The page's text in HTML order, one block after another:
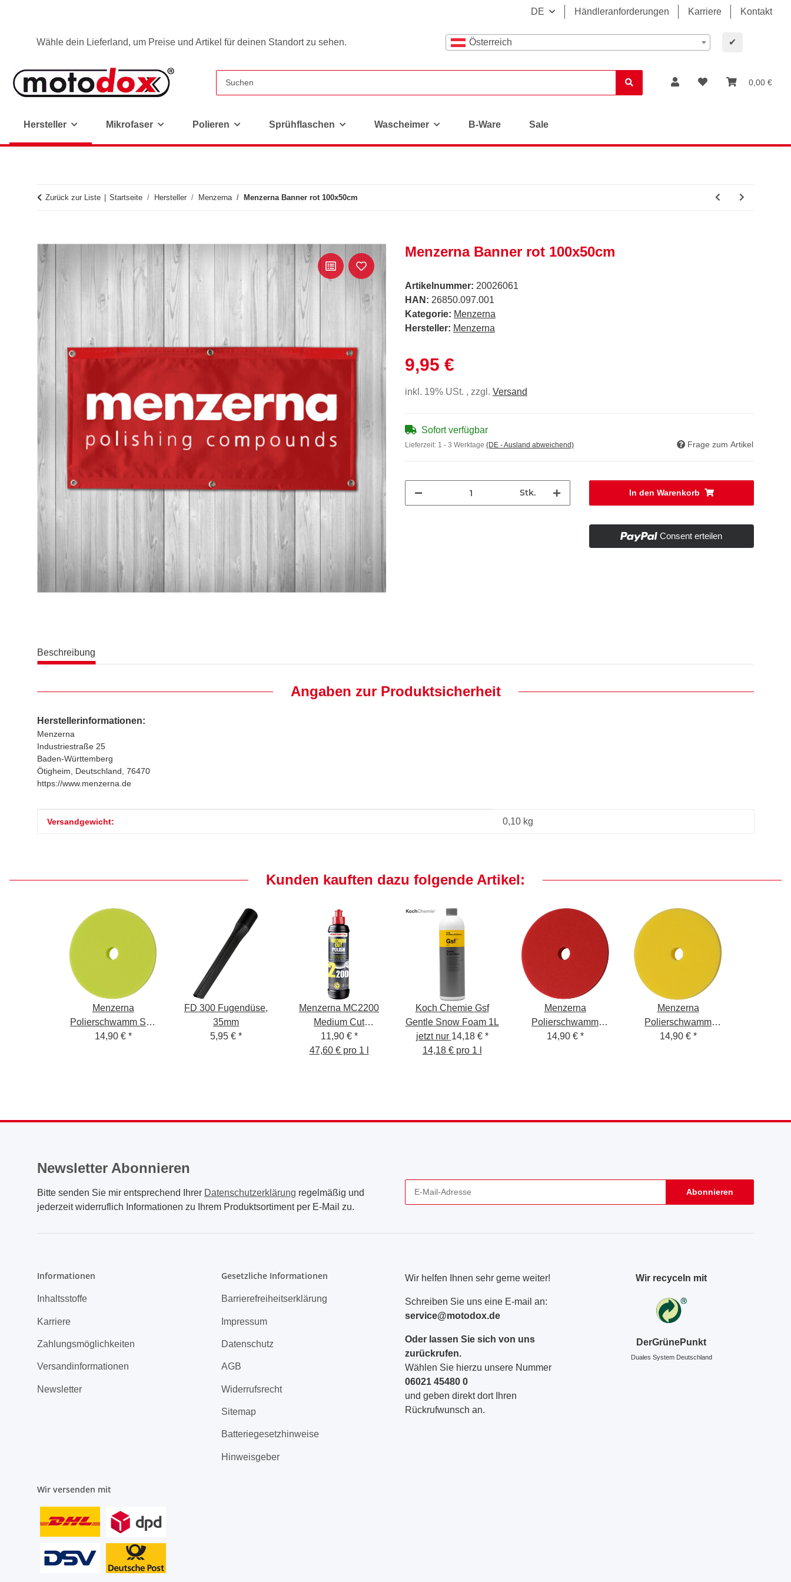
DE Händleranforderungen Karriere Kontakt
Wähle dein Lieferland, um Preise und Artikel für deinen Standort zu sehen. Österreich ✔
0,00 €
Hersteller Mikrofaser Polieren Sprühflaschen Wascheimer B-Ware Sale
Zurück zur Liste Startseite Hersteller Menzerna Menzerna Banner rot 100x50cm
Menzerna Banner rot 100x50cm
Artikelnummer: 20026061
HAN: 26850.097.001
Kategorie: Menzerna
Hersteller: Menzerna
9,95 €
inkl. 19% USt. , zzgl. Versand
Sofort verfügbar
Lieferzeit: 1 - 3 Werktage (DE - Ausland abweichend) Frage zum Artikel
Stk. In den Warenkorb
Consent erteilen
Beschreibung
Angaben zur Produktsicherheit
Herstellerinformationen:
Menzerna
Industriestraße 25
Baden-Württemberg
Ötigheim, Deutschland, 76470
https://www.menzerna.de
Produkteigenschaft
Wert
Versandgewicht: 0,10 kg
Kunden kauften dazu folgende Artikel:
Menzerna
Polierschwamm Soft
Cut Grün Step3 130-
14,90 € *
FD 300 Fugendüse,
35mm
5,95 € *
Menzerna MC2200
Medium Cut
Feinschleifpaste
250ml
11,90 € *
47,60 € pro 1 l
Koch Chemie Gsf
Gentle Snow Foam 1L
jetzt nur 14,18 € *
14,18 € pro 1 l
Menzerna
Polierschwamm
Heavy Cut Rot Step1
14,90 € *
Menzerna
Polierschwamm
Medium Cut Gelb
14,90 € *
Newsletter Abonnieren
Bitte senden Sie mir entsprechend Ihrer Datenschutzerklärung regelmäßig und
jederzeit widerruflich Informationen zu Ihrem Produktsortiment per E-Mail zu.
Abonnieren
Informationen
Inhaltsstoffe
Karriere
Zahlungsmöglichkeiten
Versandinformationen
Newsletter
Gesetzliche Informationen
Barrierefreiheitserklärung
Impressum
Datenschutz
AGB
Widerrufsrecht
Sitemap
Batteriegesetzhinweise
Hinweisgeber
Wir helfen Ihnen sehr gerne weiter!
Schreiben Sie uns eine E-mail an:
service@motodox.de
Oder lassen Sie sich von uns
zurückrufen.
Wählen Sie hierzu unsere Nummer
06021 45480 0
und geben direkt dort Ihren
Rückrufwunsch an.
Wir recyceln mit
DerGrünePunkt
Duales System Deutschland
Wir versenden mit